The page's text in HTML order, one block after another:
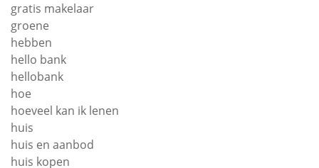
gratis makelaar
groene
hebben
hello bank
hellobank
hoe
hoeveel kan ik lenen
huis
huis en aanbod
huis kopen